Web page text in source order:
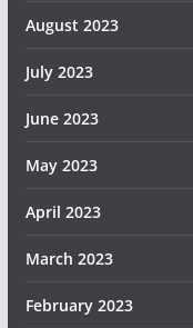
August 2023
July 2023
June 2023
May 2023
April 2023
March 2023
February 2023